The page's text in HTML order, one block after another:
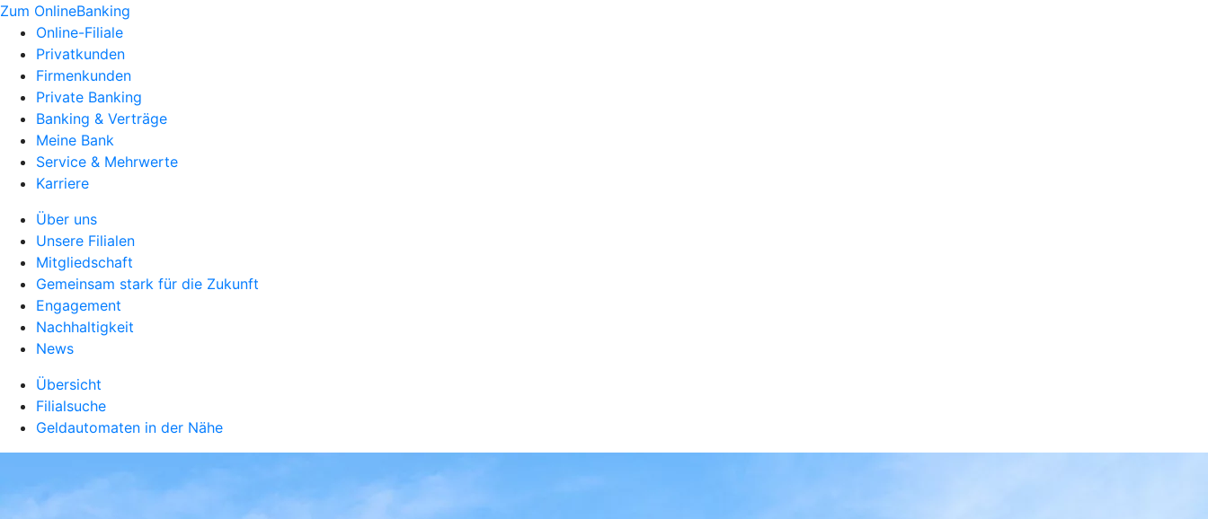
Zum OnlineBanking
Online-Filiale
Privatkunden
Firmenkunden
Private Banking
Banking & Verträge
Meine Bank
Service & Mehrwerte
Karriere
Über uns
Unsere Filialen
Mitgliedschaft
Gemeinsam stark für die Zukunft
Engagement
Nachhaltigkeit
News
Übersicht
Filialsuche
Geldautomaten in der Nähe